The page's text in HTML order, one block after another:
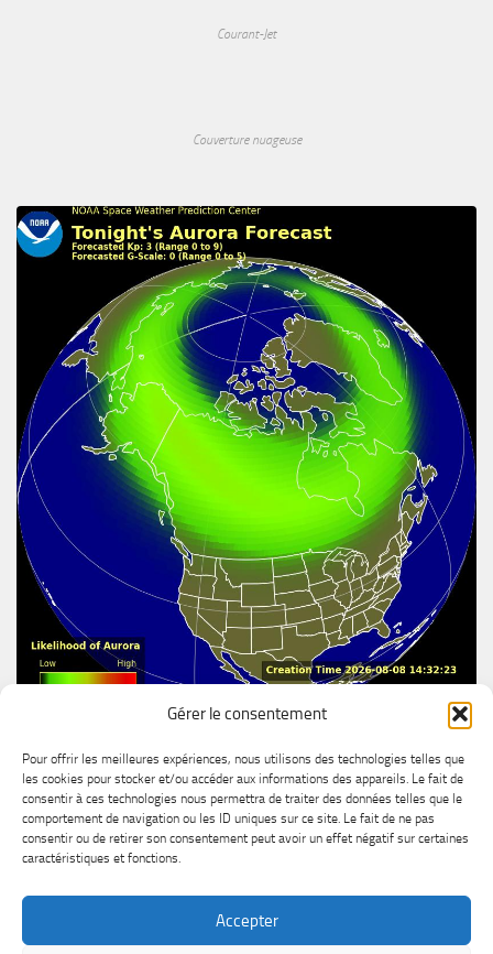
Gérer le consentement
Pour offrir les meilleures expériences, nous utilisons des technologies telles que
les cookies pour stocker et/ou accéder aux informations des appareils. Le fait de
consentir à ces technologies nous permettra de traiter des données telles que le
comportement de navigation ou les ID uniques sur ce site. Le fait de ne pas
consentir ou de retirer son consentement peut avoir un effet négatif sur certaines
caractéristiques et fonctions.
Accepter
Courant-Jet
Couverture nuageuse